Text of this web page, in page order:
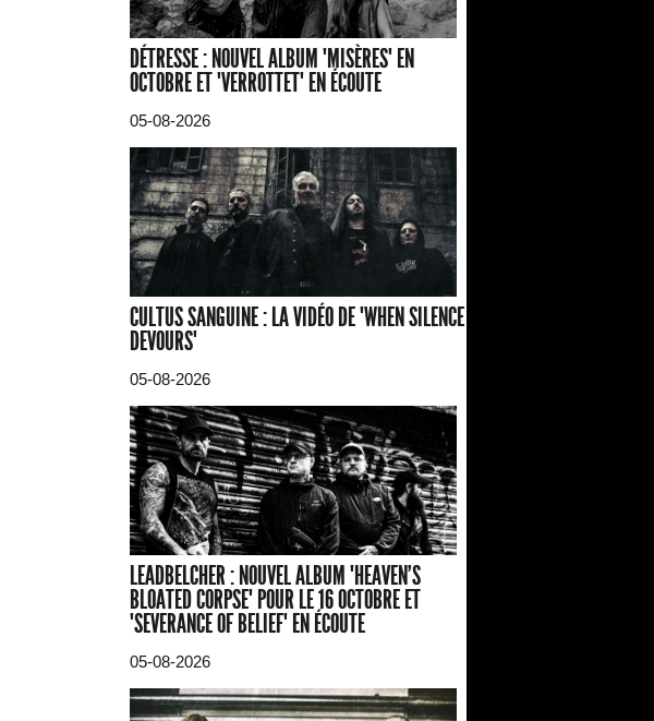
DÉTRESSE : NOUVEL ALBUM "MISÈRES" EN
OCTOBRE ET "VERROTTET" EN ÉCOUTE
05-08-2026
CULTUS SANGUINE : LA VIDÉO DE "WHEN SILENCE
DEVOURS"
05-08-2026
LEADBELCHER : NOUVEL ALBUM "HEAVEN'S
BLOATED CORPSE" POUR LE 16 OCTOBRE ET
"SEVERANCE OF BELIEF" EN ÉCOUTE
05-08-2026